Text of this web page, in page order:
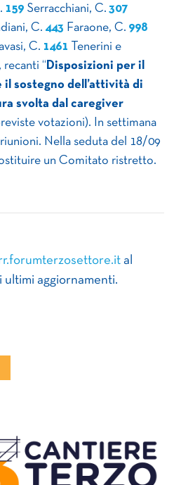
159 Serracchiani, C. 307
C. 443 Faraone, C. 998
C. 1461 Tenerini e
“ Disposizioni per il
sostegno dell’attività di
svolta dal caregiver
votazioni). In settimana
Nella seduta del 18/09
un Comitato ristretto.
al
ultimi aggiornamenti.